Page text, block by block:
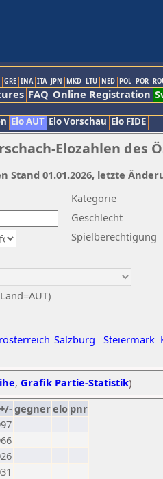
GRE INA ITA JPN MKD LTU NED POL POR
FAQ Online Registration
Elo AUT Elo Vorschau Elo FIDE
Elozahlen des
Kategorie
Geschlecht
Spielberechtigung
Salzburg Steiermark
Stand 01.01.2026, letzte
, Grafik Partie-Statistik)
gegnerelo pnr